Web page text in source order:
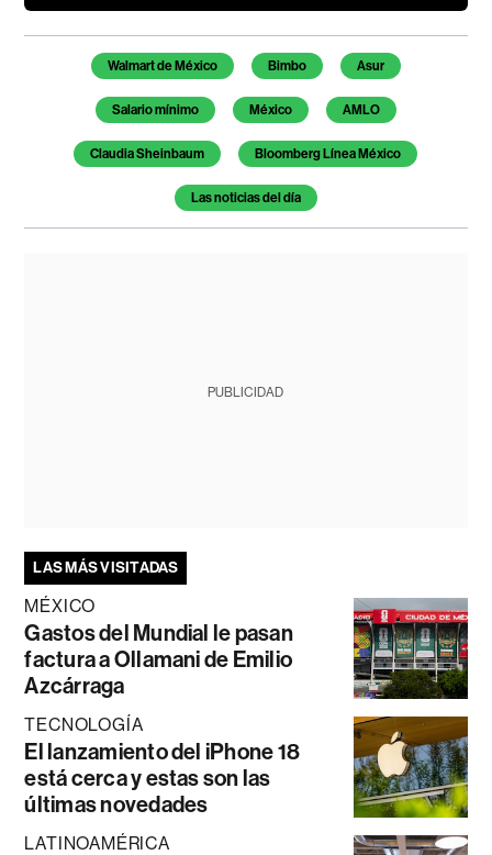
Temas de este artículo
Walmart de México Bimbo Asur
Salario mínimo México AMLO
Claudia Sheinbaum Bloomberg Línea México
Las noticias del día
PUBLICIDAD
LAS MÁS VISITADAS
MÉXICO
Gastos del Mundial le pasan
factura a Ollamani de Emilio
Azcárraga
TECNOLOGÍA
El lanzamiento del iPhone 18
está cerca y estas son las
últimas novedades
LATINOAMÉRICA